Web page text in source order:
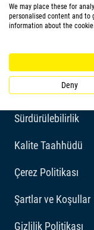
Firma
Hikayemiz
Sürdürülebilirlik
Kalite Taahhüdü
Çerez Politikası
Şartlar ve Koşullar
Gizlilik Politikası
We may place these for
personalised content and to
information about the
Deny